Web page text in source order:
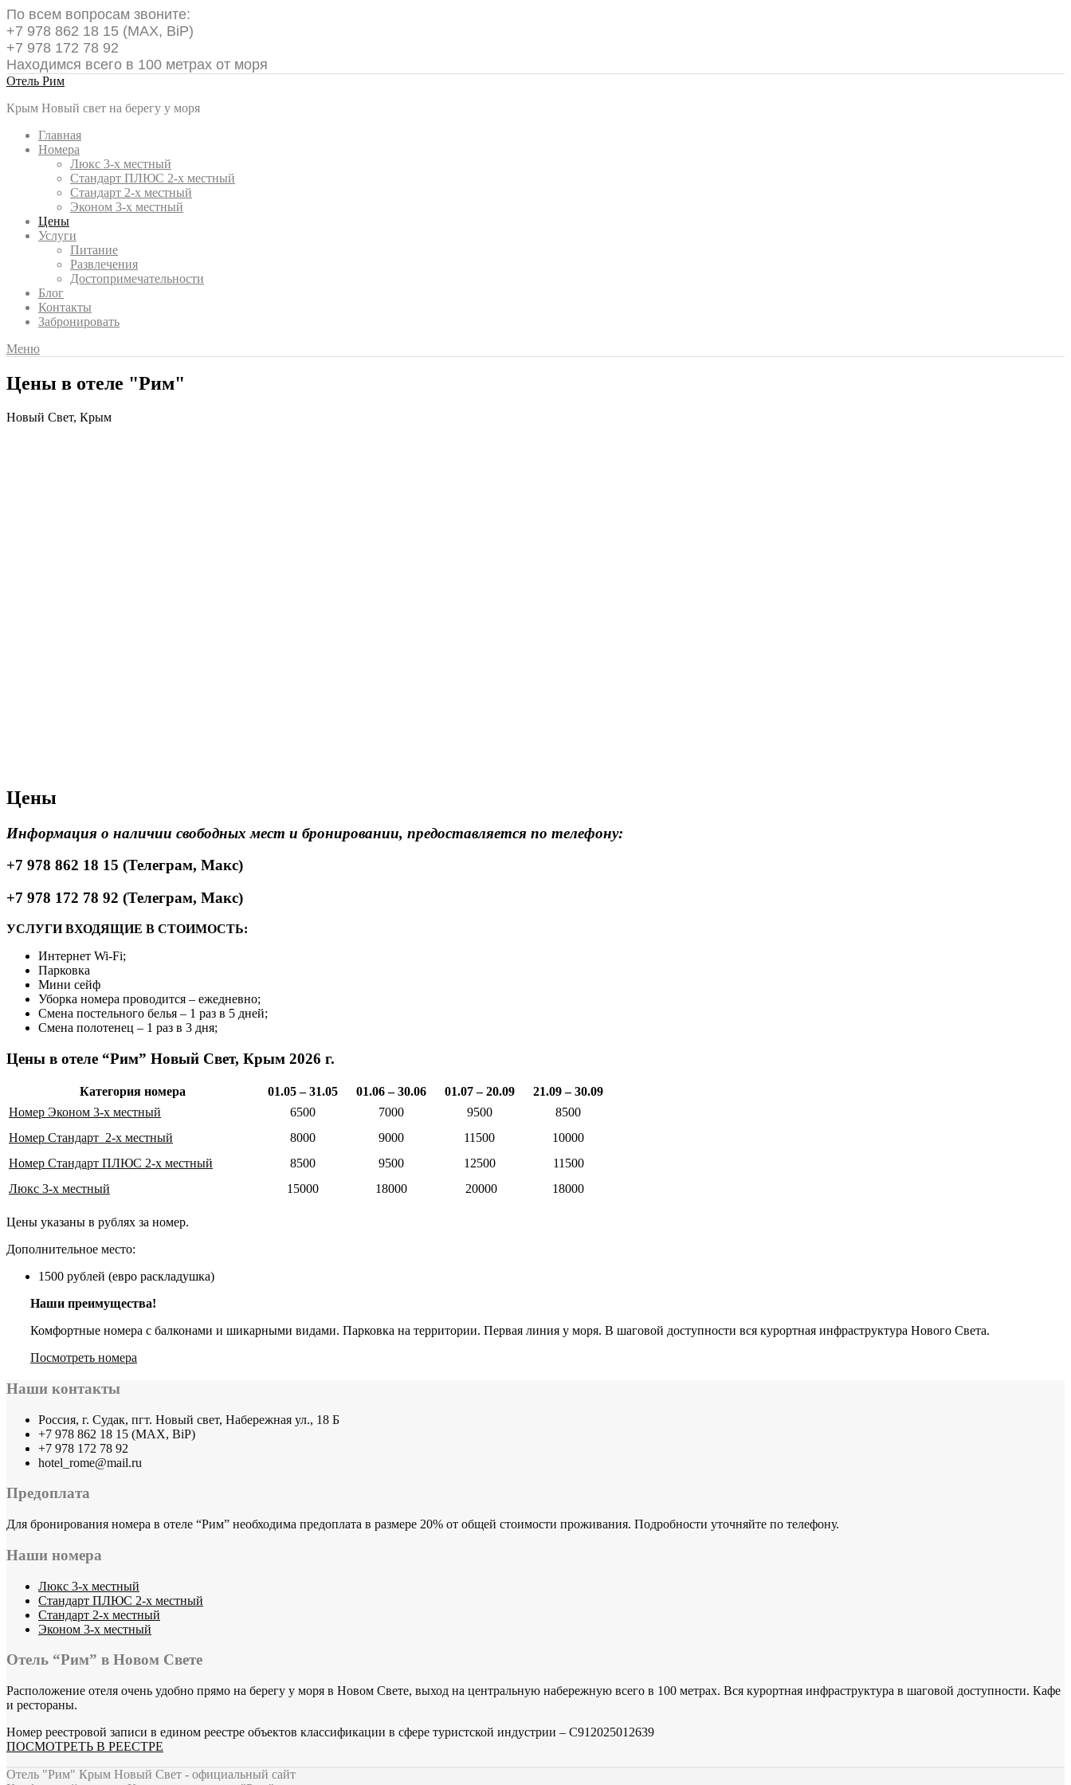
По всем вопросам звоните:
+7 978 862 18 15 (MAX, BiP)
+7 978 172 78 92
Находимся всего в 100 метрах от моря
Отель Рим
Крым Новый свет на берегу у моря
Главная
Номера
Люкс 3-х местный
Стандарт ПЛЮС 2-х местный
Стандарт 2-х местный
Эконом 3-х местный
Цены
Услуги
Питание
Развлечения
Достопримечательности
Блог
Контакты
Забронировать
Меню
Цены в отеле "Рим"
Новый Свет, Крым
Цены
Информация о наличии свободных мест и бронировании, предоставляется по телефону:
+7 978 862 18 15 (Телеграм, Макс)
+7 978 172 78 92 (Телеграм, Макс)
УСЛУГИ ВХОДЯЩИЕ В СТОИМОСТЬ:
Интернет Wi-Fi;
Парковка
Мини сейф
Уборка номера проводится – ежедневно;
Смена постельного белья – 1 раз в 5 дней;
Смена полотенец – 1 раз в 3 дня;
Цены в отеле “Рим” Новый Свет, Крым 2026 г.
Категория номера 01.05 – 31.05 01.06 – 30.06 01.07 – 20.09
21.09 – 30.09
Номер Эконом 3-х местный
6500 7000 9500
8500
Номер Стандарт 2-х местный
8000 9000 11500
10000
Номер Стандарт ПЛЮС 2-х местный
8500 9500 12500
11500
Люкс 3-х местный
15000 18000 20000 18000
Цены указаны в рублях за номер.
Дополнительное место:
1500 рублей (евро раскладушка)
Наши преимущества!
Комфортные номера с балконами и шикарными видами. Парковка на территории. Первая линия у моря. В шаговой доступности вся курортная инфраструктура Нового Света.
Посмотреть номера
Наши контакты
Россия, г. Судак, пгт. Новый свет, Набережная ул., 18 Б
+7 978 862 18 15 (MAX, BiP)
+7 978 172 78 92
hotel_rome@mail.ru
Предоплата
Для бронирования номера в отеле “Рим” необходима предоплата в размере 20% от общей стоимости проживания. Подробности уточняйте по телефону.
Наши номера
Люкс 3-х местный
Стандарт ПЛЮС 2-х местный
Стандарт 2-х местный
Эконом 3-х местный
Отель “Рим” в Новом Свете
Расположение отеля очень удобно прямо на берегу у моря в Новом Свете, выход на центральную набережную всего в 100 метрах. Вся курортная инфраструктура в шаговой доступности. Кафе
и рестораны.
Номер реестровой записи в едином реестре объектов классификации в сфере туристской индустрии – С912025012639
ПОСМОТРЕТЬ В РЕЕСТРЕ
Отель "Рим" Крым Новый Свет - официальный сайт